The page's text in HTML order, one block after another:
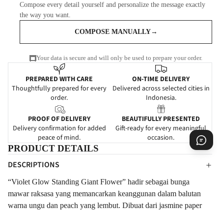
Compose every detail yourself and personalize the message exactly
the way you want.
COMPOSE MANUALLY→
Your data is secure and will only be used to prepare your order.
PREPARED WITH CARE
Thoughtfully prepared for every
order.
ON-TIME DELIVERY
Delivered across selected cities in
Indonesia.
PROOF OF DELIVERY
Delivery confirmation for added
peace of mind.
BEAUTIFULLY PRESENTED
Gift-ready for every meaningful
occasion.
PRODUCT DETAILS
DESCRIPTIONS
“Violet Glow Standing Giant Flower” hadir sebagai bunga
mawar raksasa yang memancarkan keanggunan dalam balutan
warna ungu dan peach yang lembut. Dibuat dari jasmine paper